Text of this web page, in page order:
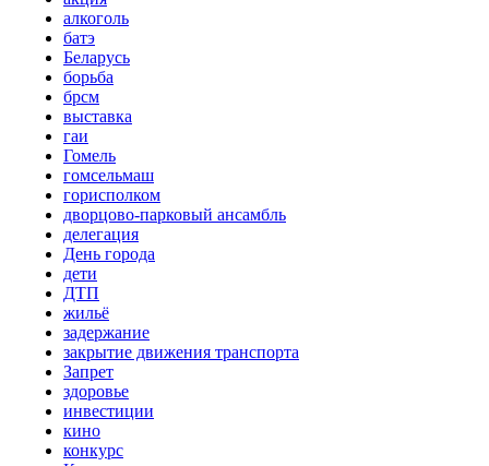
алкоголь
батэ
Беларусь
борьба
брсм
выставка
гаи
Гомель
гомсельмаш
горисполком
дворцово-парковый ансамбль
делегация
День города
дети
ДТП
жильё
задержание
закрытие движения транспорта
Запрет
здоровье
инвестиции
кино
конкурс